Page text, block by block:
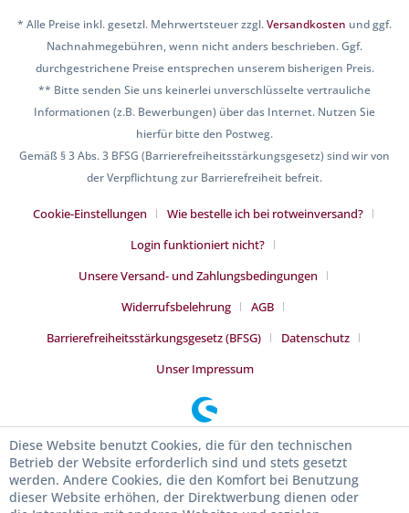
* Alle Preise inkl. gesetzl. Mehrwertsteuer zzgl.Versandkosten und ggf.
Nachnahmegebühren, wenn nicht anders beschrieben. Ggf.
durchgestrichene Preise entsprechen unserem bisherigen Preis.
** Bitte senden Sie uns keinerlei unverschlüsselte vertrauliche
Informationen (z.B. Bewerbungen) über das Internet. Nutzen Sie
hierfür bitte den Postweg.
Gemäß § 3 Abs. 3 BFSG (Barrierefreiheitsstärkungsgesetz) sind wir von
der Verpflichtung zur Barrierefreiheit befreit.
Cookie-Einstellungen
Wie bestelle ich bei rotweinversand?
Login funktioniert nicht?
Unsere Versand- und Zahlungsbedingungen
Widerrufsbelehrung
AGB
Barrierefreiheitsstärkungsgesetz (BFSG)
Datenschutz
Unser Impressum
Diese Website benutzt Cookies, die für den technischen
Betrieb der Website erforderlich sind und stets gesetzt
werden. Andere Cookies, die den Komfort bei Benutzung
dieser Website erhöhen, der Direktwerbung dienen oder